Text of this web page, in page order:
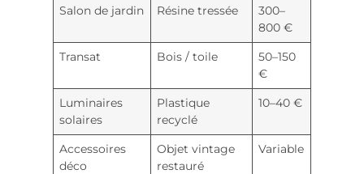
Salon de jardin Résine tressée
300–
800 €
Transat
Bois / toile
50–150
€
Luminaires
solaires
Plastique
recyclé
10–40 €
Accessoires
déco
Objet vintage
restauré
Variable